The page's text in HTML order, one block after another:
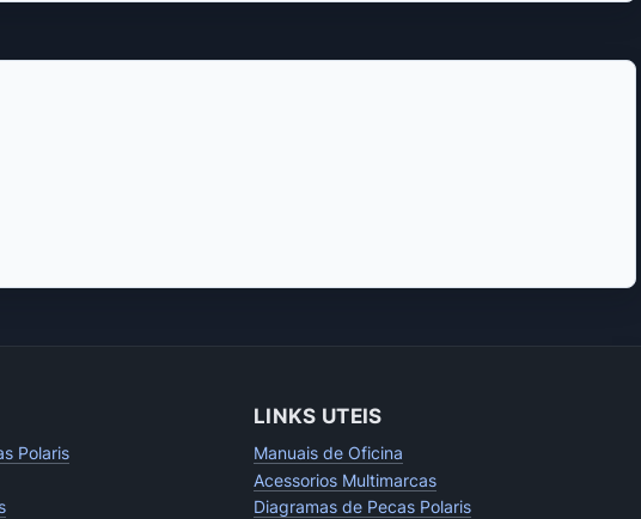
Polaris
LINKS UTEIS
Manuais de Oficina
Acessorios Multimarcas
Diagramas de Pecas Polaris